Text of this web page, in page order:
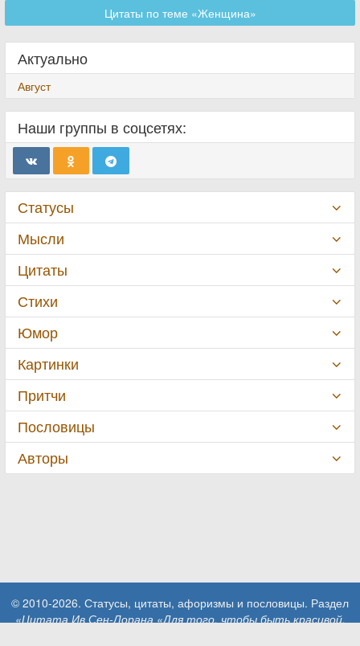
Цитаты по теме «Женщина»
Актуально
Август
Наши группы в соцсетях:
Статусы
Мысли
Цитаты
Стихи
Юмор
Картинки
Притчи
Пословицы
Авторы
© 2010-2026. Статусы, цитаты, афоризмы и пословицы. Раздел
«Цитата Ив Сен-Лорана «Для того, чтобы быть красивой,